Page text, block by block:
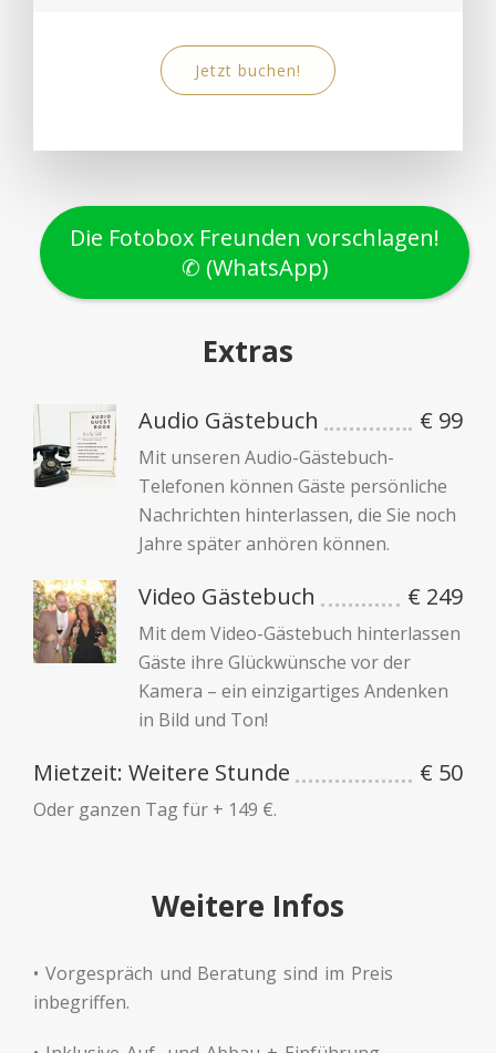
Jetzt buchen!
Die Fotobox Freunden vorschlagen!
✆ (WhatsApp)
Extras
Audio Gästebuch € 99
Mit unseren Audio-Gästebuch-
Telefonen können Gäste persönliche
Nachrichten hinterlassen, die Sie noch
Jahre später anhören können.
Video Gästebuch € 249
Mit dem Video-Gästebuch hinterlassen
Gäste ihre Glückwünsche vor der
Kamera – ein einzigartiges Andenken
in Bild und Ton!
Mietzeit: Weitere Stunde € 50
Oder ganzen Tag für + 149 €.
Weitere Infos
• Vorgespräch und Beratung sind im Preis
inbegriffen.